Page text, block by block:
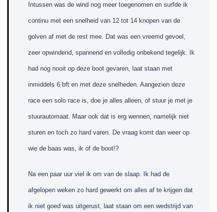
Intussen was de wind nog meer toegenomen en surfde ik
continu met een snelheid van 12 tot 14 knopen van de
golven af met de rest mee. Dat was een vreemd gevoel,
zeer opwindend, spannend en volledig onbekend tegelijk. Ik
had nog nooit op deze boot gevaren, laat staan met
inmiddels 6 bft en met deze snelheden. Aangezien deze
race een solo race is, doe je alles alleen, of stuur je met je
stuurautomaat. Maar ook dat is erg wennen, namelijk niet
sturen en toch zo hard varen. De vraag komt dan weer op
wie de baas was, ik of de boot!?
Na een paar uur viel ik om van de slaap. Ik had de
afgelopen weken zo hard gewerkt om alles af te krijgen dat
ik niet goed was uitgerust, laat staan om een wedstrijd van